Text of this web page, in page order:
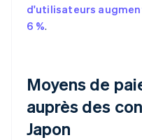
d'utilisateurs
6 %.
Moyens de
auprès des
Japon